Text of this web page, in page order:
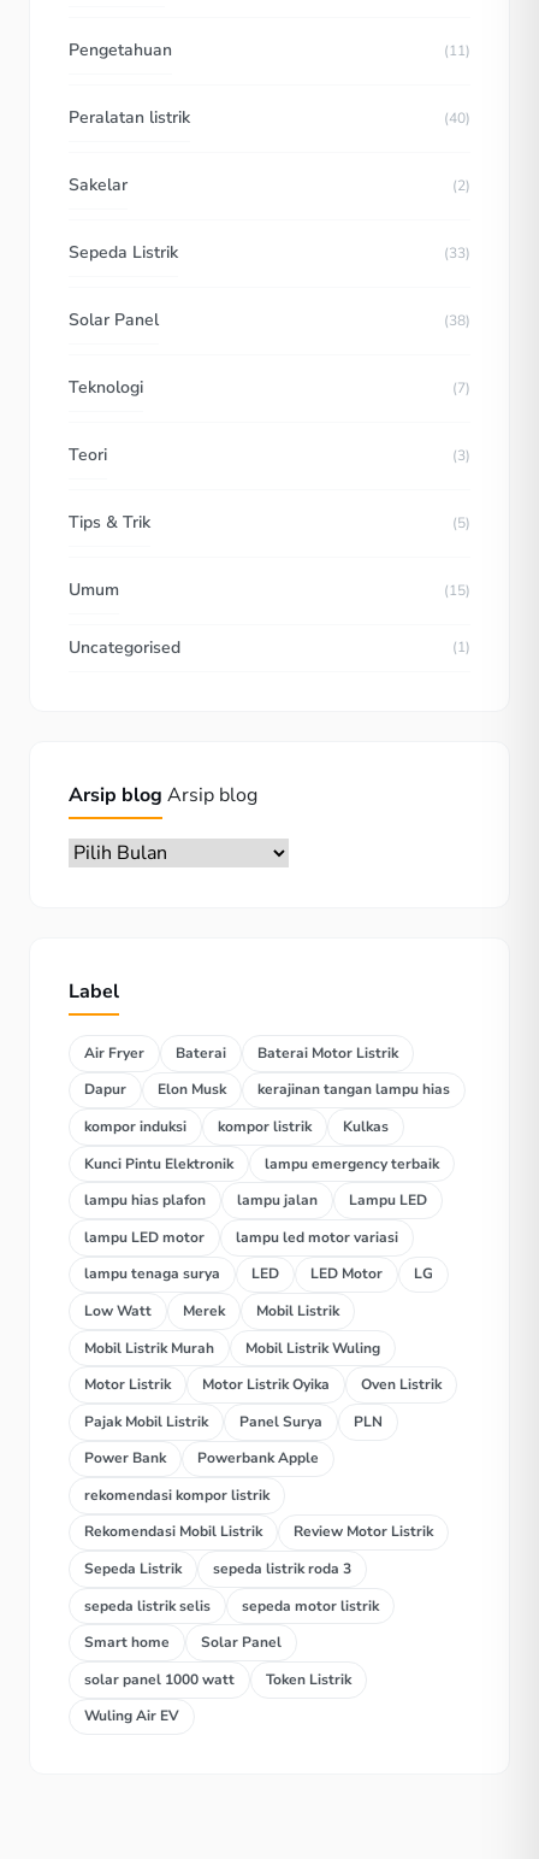
Pengetahuan (11)
Peralatan listrik (40)
Sakelar (2)
Sepeda Listrik (33)
Solar Panel (38)
Teknologi (7)
Teori (3)
Tips & Trik (5)
Umum (15)
Uncategorised (1)
Arsip blog Arsip blog
Label
Air Fryer Baterai
Baterai Motor Listrik
Dapur
Elon Musk
kerajinan tangan lampu hias
kompor induksi
kompor listrik
Kulkas
Kunci Pintu Elektronik
lampu emergency terbaik
lampu hias plafon
lampu jalan
Lampu LED
lampu LED motor
lampu led motor variasi
lampu tenaga surya
LED LED Motor
LG
Low Watt
Merek
Mobil Listrik
Mobil Listrik Murah
Mobil Listrik Wuling
Motor Listrik
Motor Listrik Oyika
Oven Listrik
Pajak Mobil Listrik
Panel Surya
PLN
Power Bank
Powerbank Apple
rekomendasi kompor listrik
Rekomendasi Mobil Listrik
Review Motor Listrik
Sepeda Listrik
sepeda listrik roda 3
sepeda listrik selis
sepeda motor listrik
Smart home
Solar Panel
solar panel 1000 watt
Token Listrik
Wuling Air EV